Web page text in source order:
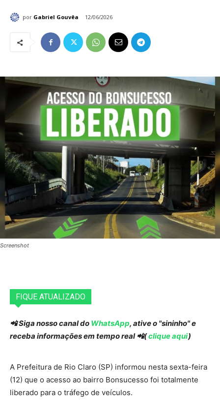
por Gabriel Gouvêa 12/06/2026
Screenshot
FIQUE ATUALIZADO
📲 Siga nosso canal do WhatsApp, ative o "sininho" e
receba informações em tempo real 📲(clique aqui)
A Prefeitura de Rio Claro (SP) informou nesta sexta-feira
(12) que o acesso ao bairro Bonsucesso foi totalmente
liberado para o tráfego de veículos.